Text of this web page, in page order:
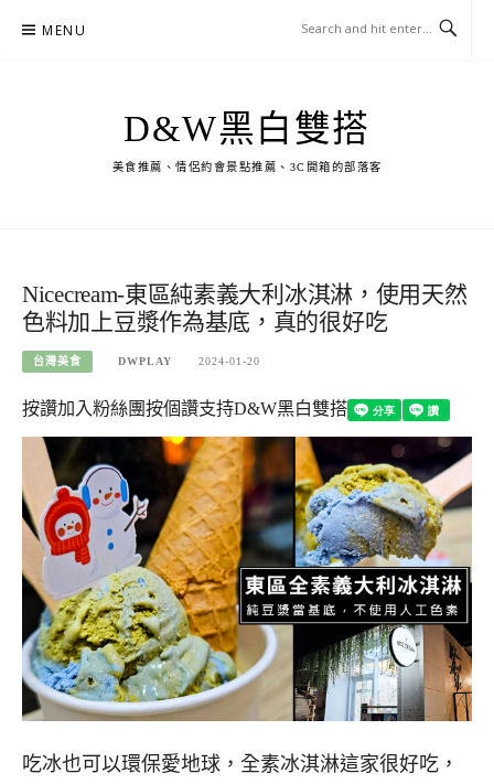
MENU
D&W黑白雙搭
美食推薦、情侶約會景點推薦、3C開箱的部落客
Nicecream-東區純素義大利冰淇淋，使用天然
色料加上豆漿作為基底，真的很好吃
台灣美食 DWPLAY 2024-01-20
按讚加入粉絲團按個讚支持D&W黑白雙搭
吃冰也可以環保愛地球，全素冰淇淋這家很好吃，